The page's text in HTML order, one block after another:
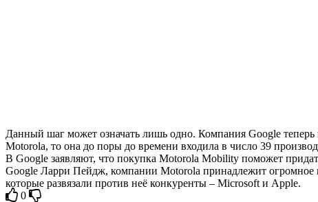
Данный шаг может означать лишь одно. Компания Google
Motorola, то она до поры до времени входила в число 39
В Google заявляют, что покупка Motorola Mobility поможет
Google Ларри Пейдж, компании Motorola принадлежит огромное
которые развязали против неё конкуренты – Microsoft и Apple.
0